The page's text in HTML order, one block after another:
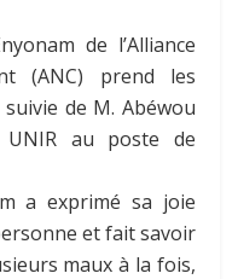
de l’Alliance
(ANC) prend les
de M. Abéwou
au poste de
a exprimé sa joie
et fait savoir
maux à la fois,